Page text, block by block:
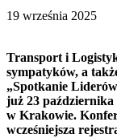
19 września 2025
Transport i
sympatyków, a
„Spotkanie
już 23
w Krakowie.
wcześniejsza